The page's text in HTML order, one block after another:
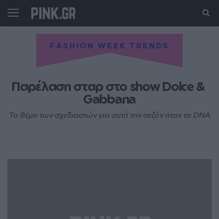
FASHION WEEK TRENDS
Παρέλαση σταρ στο show Dolce &
Gabbana
Το θέμα των σχεδιαστών για αυτή την σεζόν ήταν το DNA